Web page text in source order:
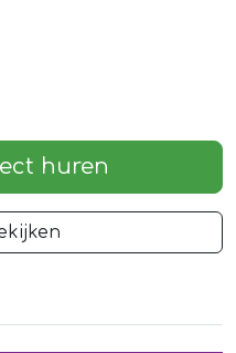
huren